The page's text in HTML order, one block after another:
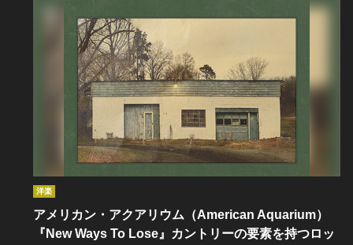
洋楽
アメリカン・アクアリウム（American Aquarium）
『New Ways To Lose』カントリーの要素を持つロッ